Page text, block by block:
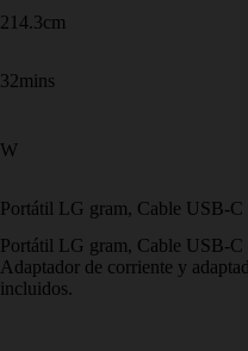
214.3cm
32mins
W
Portátil LG gram, Cable USB-C
Portátil LG gram, Cable USB-
Adaptador de corriente y
incluidos.